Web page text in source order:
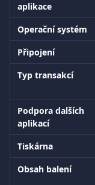
aplikace
Operační systém
Připojení
Typ transakcí
Podpora dalších
aplikací
Tiskárna
Obsah balení